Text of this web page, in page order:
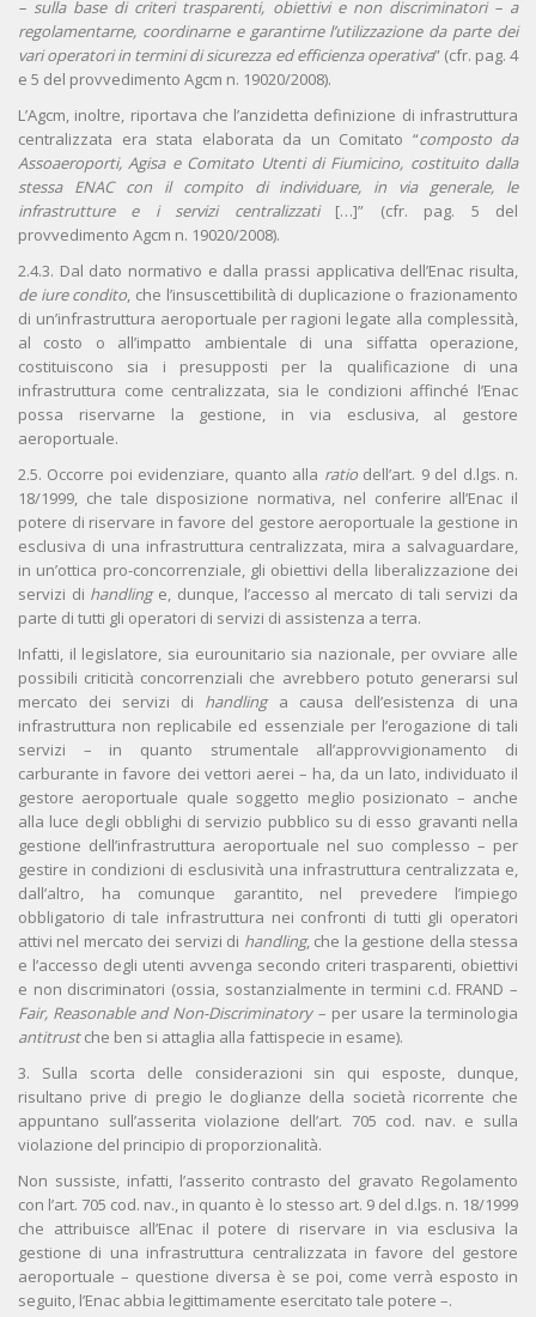
– sulla base di criteri trasparenti, obiettivi e non discriminatori – a
regolamentarne, coordinarne e garantirne l’utilizzazione da parte dei
vari operatori in termini di sicurezza ed efficienza operativa” (cfr. pag. 4
e 5 del provvedimento Agcm n. 19020/2008).
L’Agcm, inoltre, riportava che l’anzidetta definizione di infrastruttura
centralizzata era stata elaborata da un Comitato “composto da
Assoaeroporti, Agisa e Comitato Utenti di Fiumicino, costituito dalla
stessa ENAC con il compito di individuare, in via generale, le
infrastrutture e i servizi centralizzati[…]” (cfr. pag. 5 del
provvedimento Agcm n. 19020/2008).
2.4.3. Dal dato normativo e dalla prassi applicativa dell’Enac risulta,
de iure condito, che l’insuscettibilità di duplicazione o frazionamento
di un’infrastruttura aeroportuale per ragioni legate alla complessità,
al costo o all’impatto ambientale di una siffatta operazione,
costituiscono sia i presupposti per la qualificazione di una
infrastruttura come centralizzata, sia le condizioni affinché l’Enac
possa riservarne la gestione, in via esclusiva, al gestore
aeroportuale.
2.5. Occorre poi evidenziare, quanto alla ratiodell’art. 9 del d.lgs. n.
18/1999, che tale disposizione normativa, nel conferire all’Enac il
potere di riservare in favore del gestore aeroportuale la gestione in
esclusiva di una infrastruttura centralizzata, mira a salvaguardare,
in un’ottica pro-concorrenziale, gli obiettivi della liberalizzazione dei
servizi di handlinge, dunque, l’accesso al mercato di tali servizi da
parte di tutti gli operatori di servizi di assistenza a terra.
Infatti, il legislatore, sia eurounitario sia nazionale, per ovviare alle
possibili criticità concorrenziali che avrebbero potuto generarsi sul
mercato dei servizi di handlinga causa dell’esistenza di una
infrastruttura non replicabile ed essenziale per l’erogazione di tali
servizi – in quanto strumentale all’approvvigionamento di
carburante in favore dei vettori aerei – ha, da un lato, individuato il
gestore aeroportuale quale soggetto meglio posizionato – anche
alla luce degli obblighi di servizio pubblico su di esso gravanti nella
gestione dell’infrastruttura aeroportuale nel suo complesso – per
gestire in condizioni di esclusività una infrastruttura centralizzata e,
dall’altro, ha comunque garantito, nel prevedere l’impiego
obbligatorio di tale infrastruttura nei confronti di tutti gli operatori
attivi nel mercato dei servizi di handling, che la gestione della stessa
e l’accesso degli utenti avvenga secondo criteri trasparenti, obiettivi
e non discriminatori (ossia, sostanzialmente in termini c.d. FRAND –
Fair, Reasonable and Non-Discriminatory– per usare la terminologia
antitrustche ben si attaglia alla fattispecie in esame).
3. Sulla scorta delle considerazioni sin qui esposte, dunque,
risultano prive di pregio le doglianze della società ricorrente che
appuntano sull’asserita violazione dell’art. 705 cod. nav. e sulla
violazione del principio di proporzionalità.
Non sussiste, infatti, l’asserito contrasto del gravato Regolamento
con l’art. 705 cod. nav., in quanto è lo stesso art. 9 del d.lgs. n. 18/1999
che attribuisce all’Enac il potere di riservare in via esclusiva la
gestione di una infrastruttura centralizzata in favore del gestore
aeroportuale – questione diversa è se poi, come verrà esposto in
seguito, l’Enac abbia legittimamente esercitato tale potere –.